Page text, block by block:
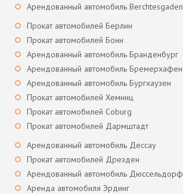
Арендованный автомобиль Berchtesgaden
Прокат автомобилей Берлин
Прокат автомобилей Бонн
Арендованный автомобиль Бранденбург
Арендованный автомобиль Бремерхафен
Арендованный автомобиль Бургхаузен
Прокат автомобилей Хемниц
Прокат автомобилей Coburg
Прокат автомобилей Дармштадт
Арендованный автомобиль Дессау
Прокат автомобилей Дрезден
Арендованный автомобиль Дюссельдорф
Аренда автомобиля Эрдинг